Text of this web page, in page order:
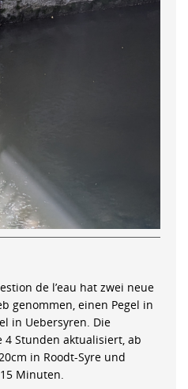
de l’eau hat zwei neue
genommen, einen Pegel in
in Uebersyren. Die
4 Stunden aktualisiert, ab
in Roodt-Syre und
Minuten.